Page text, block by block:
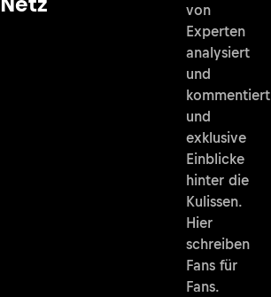
von
Experten
analysiert
und
kommentiert
und
exklusive
Einblicke
hinter die
Kulissen.
Hier
schreiben
Fans für
Fans.